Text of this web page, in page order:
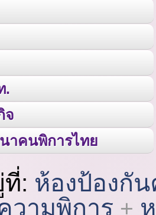
.
จ
าคนพิการไทย
: ห้องป้องกั
วามพิการ